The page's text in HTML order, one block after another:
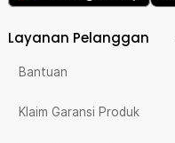
Layanan Pelanggan
Bantuan
Klaim Garansi Produk